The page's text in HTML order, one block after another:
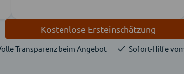
Kostenlose Ersteinschätzung
Transparenz beim Angebot Sofort-Hilfe